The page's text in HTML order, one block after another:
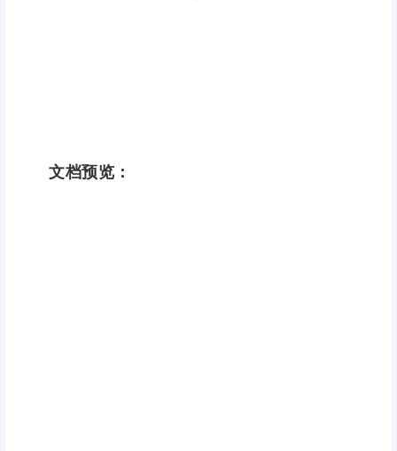
文档预览：